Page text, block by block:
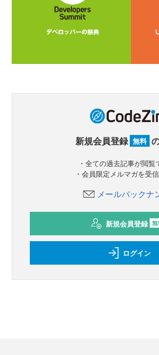
新規会員登録 無料
・全ての過去記事が閲覧
・会員限定メルマガを受
メールバックナ
新規会員登録
ログイン